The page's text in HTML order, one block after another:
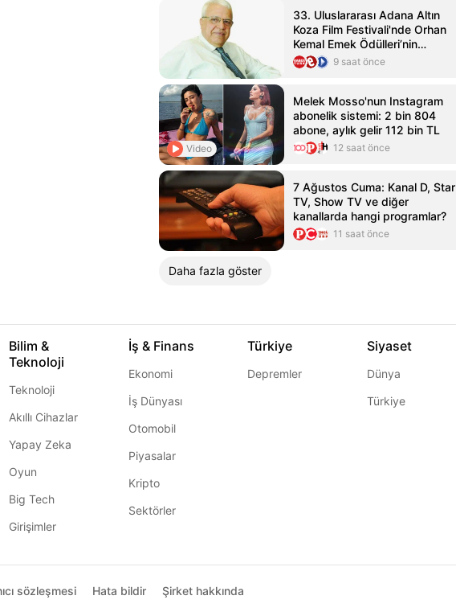
33. Uluslararası Adana Altın
Koza Film Festivali'nde Orhan
Kemal Emek Ödülleri’nin
Sahipleri Açıklandı
9 saat önce
Video
Melek Mosso'nun Instagram
abonelik sistemi: 2 bin 804
abone, aylık gelir 112 bin TL
12 saat önce
7 Ağustos Cuma: Kanal D, Star
TV, Show TV ve diğer
kanallarda hangi programlar?
11 saat önce
Daha fazla göster
Bilim &
Teknoloji
Teknoloji
Akıllı Cihazlar
Yapay Zeka
Oyun
Big Tech
Girişimler
İş & Finans
Ekonomi
İş Dünyası
Otomobil
Piyasalar
Kripto
Sektörler
Türkiye
Depremler
Siyaset
Dünya
Türkiye
sözleşmesi Hata bildir Şirket hakkında